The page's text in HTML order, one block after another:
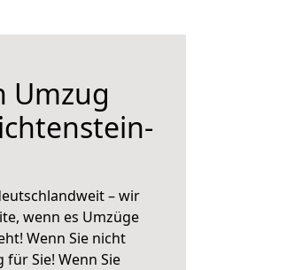
Umzug
– wir
wenn es Umzüge
Wenn Sie nicht
Sie! Wenn Sie